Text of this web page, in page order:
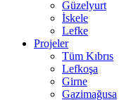
Güzelyurt
İskele
Lefke
Projeler
Tüm Kıbrıs
Lefkoşa
Girne
Gazimağusa